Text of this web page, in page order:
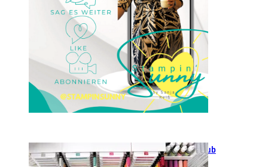
GANZ NEU: Scrapbooking Club
2025